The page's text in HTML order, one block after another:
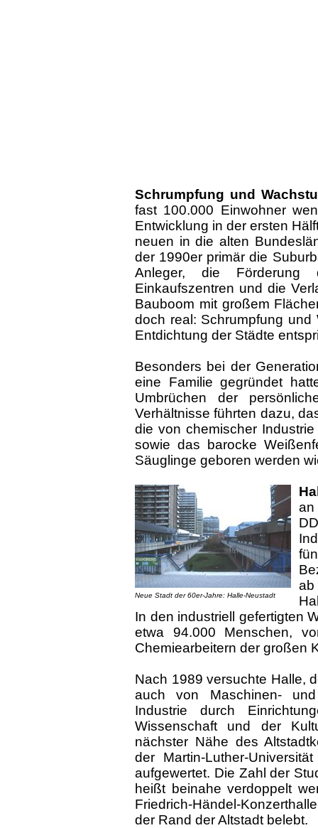
Schrumpfung und
fast 100.000 Einwohner
Entwicklung in der ersten
neuen in die alten
der 1990er primär die
Anleger, die Förderung
Einkaufszentren und die
Bauboom mit großem
doch real: Schrumpfung und
Entdichtung der Städte
Besonders bei der
eine Familie gegründet
Umbrüchen der
Verhältnisse führten dazu,
die von chemischer
sowie das barocke
Säuglinge geboren werden
Neue Stadt der 60er-Jahre: Halle-Neustadt
In den industriell gefertigten
etwa 94.000 Menschen,
Chemiearbeitern der großen
Nach 1989 versuchte Halle,
auch von Maschinen-
Industrie durch
Wissenschaft und der
nächster Nähe des
der Martin-Luther-
aufgewertet. Die Zahl der
heißt beinahe verdoppelt
Friedrich-Händel-
der Rand der Altstadt belebt.